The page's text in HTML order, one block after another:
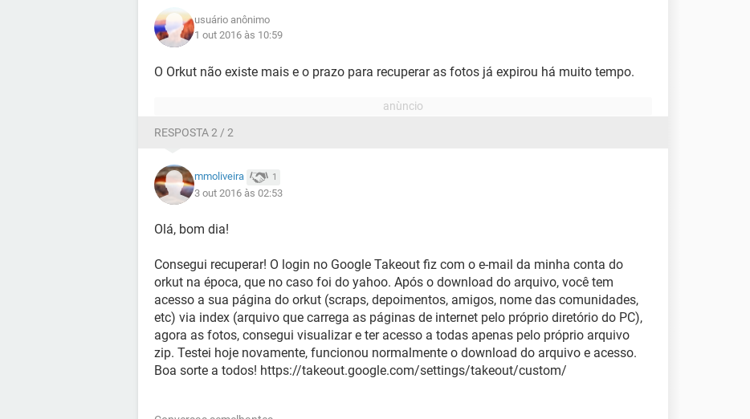
usuário anônimo
1 out 2016 às 10:59
O Orkut não existe mais e o prazo para recuperar as fotos já expirou há muito tempo.
RESPOSTA 2 / 2
mmoliveira 1
3 out 2016 às 02:53
Olá, bom dia!
Consegui recuperar! O login no Google Takeout fiz com o e-mail da minha conta do
orkut na época, que no caso foi do yahoo. Após o download do arquivo, você tem
acesso a sua página do orkut (scraps, depoimentos, amigos, nome das comunidades,
etc) via index (arquivo que carrega as páginas de internet pelo próprio diretório do PC),
agora as fotos, consegui visualizar e ter acesso a todas apenas pelo próprio arquivo
zip. Testei hoje novamente, funcionou normalmente o download do arquivo e acesso.
Boa sorte a todos! https://takeout.google.com/settings/takeout/custom/